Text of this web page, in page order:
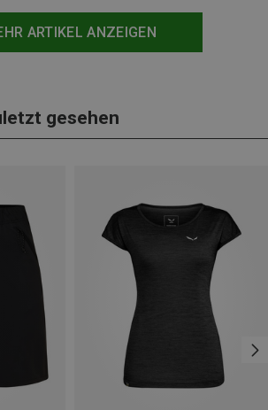
ARTIKEL ANZEIGEN
gesehen